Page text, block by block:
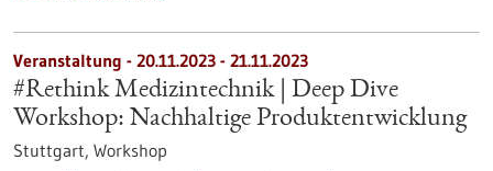
Veranstaltung - 20.11.2023 - 21.11.2023
#Rethink Medizintechnik | Deep Dive
Workshop: Nachhaltige Produktentwicklung
Stuttgart, Workshop